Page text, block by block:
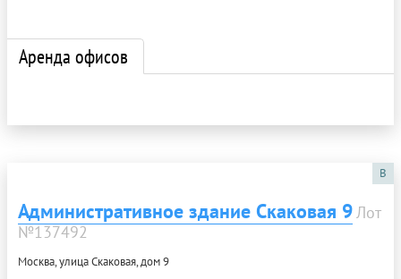
Аренда офисов
B
Административное здание Скаковая 9Лот
№137492
Москва, улица Скаковая, дом 9